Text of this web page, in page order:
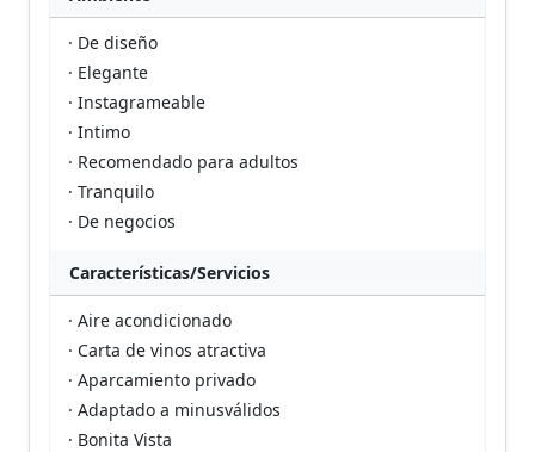
· De diseño
· Elegante
· Instagrameable
· Intimo
· Recomendado para adultos
· Tranquilo
· De negocios
Características/Servicios
· Aire acondicionado
· Carta de vinos atractiva
· Aparcamiento privado
· Adaptado a minusválidos
· Bonita Vista